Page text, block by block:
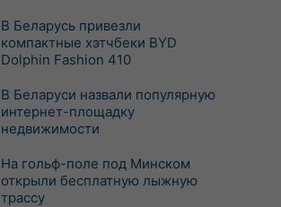
В Беларусь привезли
компактные хэтчбеки BYD
Dolphin Fashion 410
В Беларуси назвали популярную
интернет-площадку
недвижимости
На гольф-поле под Минском
открыли бесплатную лыжную
трассу